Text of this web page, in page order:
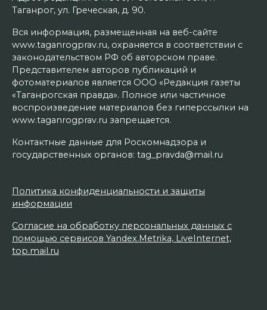
Таганрог, ул. Греческая, д. 90.
Вся информация, размещенная на веб-сайте
www.taganrogprav.ru, охраняется в соответствии с
законодательством РФ об авторском праве.
Представителем авторов публикаций и
фотоматериалов является ООО «Редакция газеты
«Таганрогская правда». Полное или частичное
воспроизведение материалов без гиперссылки на
www.taganrogprav.ru запрещается.
Контактные данные для Роскомнадзора и
государственных органов: tag_pravda@mail.ru
Политика конфиденциальности и защиты
информации
Согласие на обработку персональных данных с
помощью сервисов Yandex.Metrika, LiveInternet,
top.mail.ru